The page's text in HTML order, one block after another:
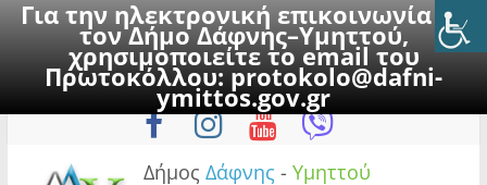
Για την ηλεκτρονική επικοινωνία με
τον Δήμο Δάφνης–Υμηττού,
χρησιμοποιείτε το email του
Πρωτοκόλλου:protokolo@dafni-
ymittos.gov.gr
to
Παρασκευή, 7 Αυγούστου 2026
Δήμος Δάφνης - Υμηττού